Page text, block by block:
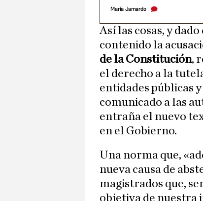
María Jamardo
Así las cosas, y
contenido la
de la Constitución,
el derecho a la
entidades públicas
comunicado a las
entraña el nuevo
en el Gobierno.
Una norma que,
nueva causa de
magistrados que,
objetiva de nuestra